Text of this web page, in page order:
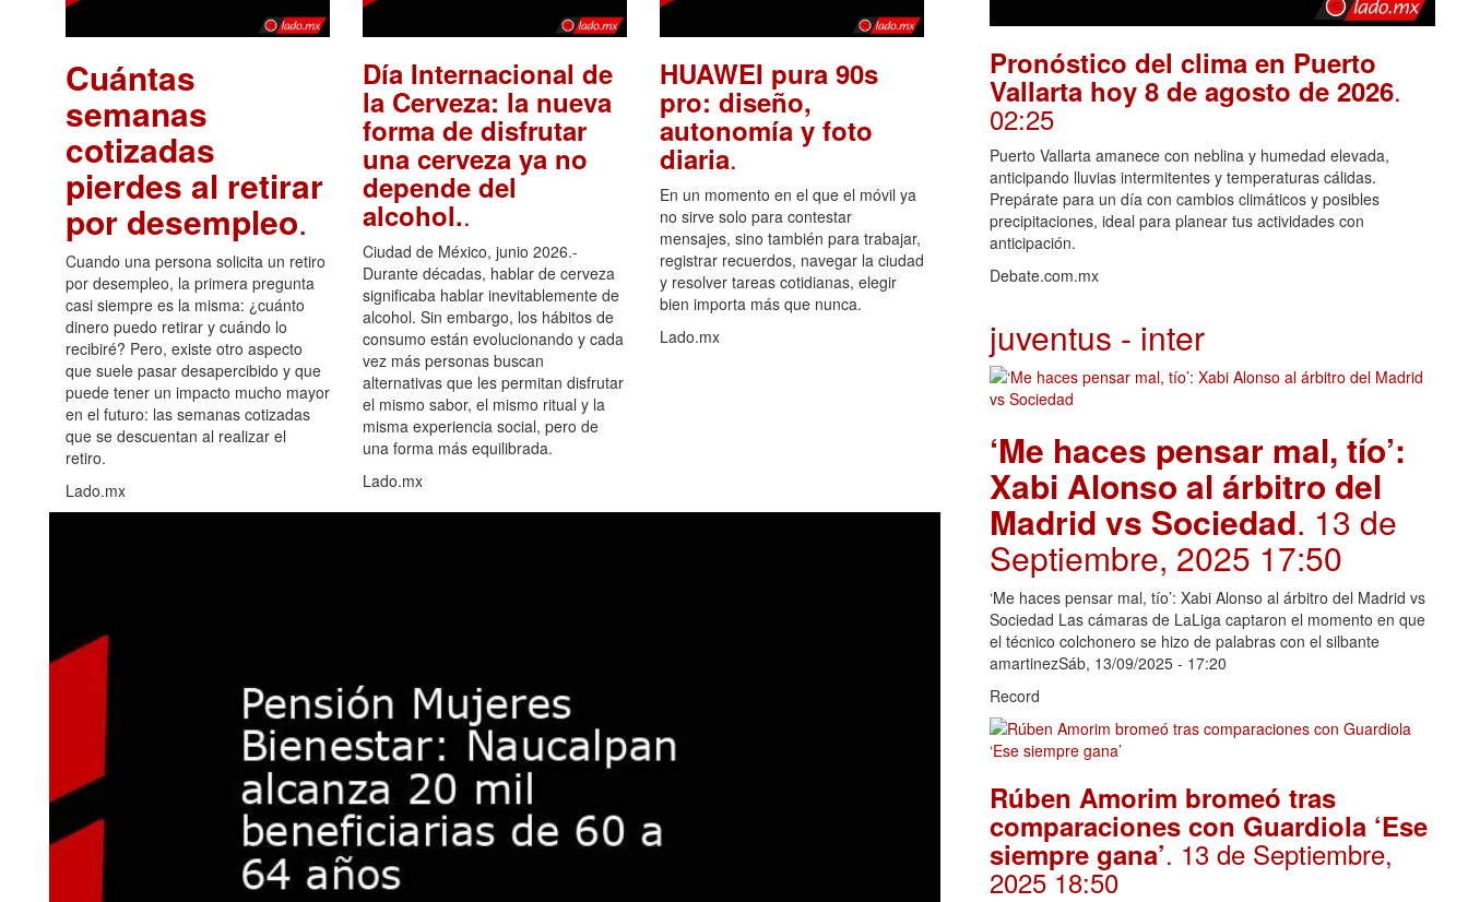
Cuántas
semanas
cotizadas
pierdes al retirar
por desempleo.
Cuando una persona solicita un retiro
por desempleo, la primera pregunta
casi siempre es la misma: ¿cuánto
dinero puedo retirar y cuándo lo
recibiré? Pero, existe otro aspecto
que suele pasar desapercibido y que
puede tener un impacto mucho mayor
en el futuro: las semanas cotizadas
que se descuentan al realizar el
retiro.
Lado.mx
Día Internacional de
la Cerveza: la nueva
forma de disfrutar
una cerveza ya no
depende del
alcohol..
Ciudad de México, junio 2026.-
Durante décadas, hablar de cerveza
significaba hablar inevitablemente de
alcohol. Sin embargo, los hábitos de
consumo están evolucionando y cada
vez más personas buscan
alternativas que les permitan disfrutar
el mismo sabor, el mismo ritual y la
misma experiencia social, pero de
una forma más equilibrada.
Lado.mx
HUAWEI pura 90s
pro: diseño,
autonomía y foto
diaria.
En un momento en el que el móvil ya
no sirve solo para contestar
mensajes, sino también para trabajar,
registrar recuerdos, navegar la ciudad
y resolver tareas cotidianas, elegir
bien importa más que nunca.
Lado.mx
Pronóstico del clima en Puerto
Vallarta hoy 8 de agosto de 2026.
02:25
Puerto Vallarta amanece con neblina y humedad elevada,
anticipando lluvias intermitentes y temperaturas cálidas.
Prepárate para un día con cambios climáticos y posibles
precipitaciones, ideal para planear tus actividades con
anticipación.
Debate.com.mx
juventus - inter
‘Me haces pensar mal, tío’:
Xabi Alonso al árbitro del
Madrid vs Sociedad. 13 de
Septiembre, 2025 17:50
‘Me haces pensar mal, tío’: Xabi Alonso al árbitro del Madrid vs
Sociedad Las cámaras de LaLiga captaron el momento en que
el técnico colchonero se hizo de palabras con el silbante
amartinezSáb, 13/09/2025 - 17:20
Record
Rúben Amorim bromeó tras
comparaciones con Guardiola ‘Ese
siempre gana’. 13 de Septiembre,
2025 18:50